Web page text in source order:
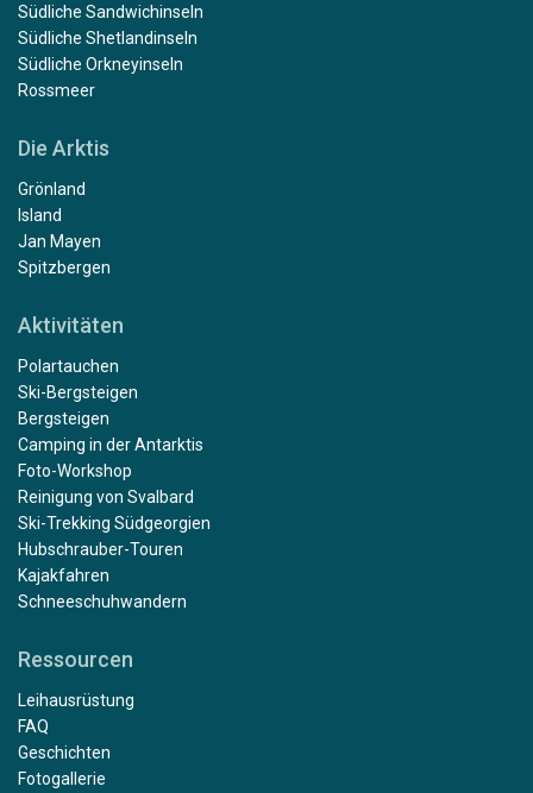
Südliche Sandwichinseln
Südliche Shetlandinseln
Südliche Orkneyinseln
Rossmeer
Die Arktis
Grönland
Island
Jan Mayen
Spitzbergen
Aktivitäten
Polartauchen
Ski-Bergsteigen
Bergsteigen
Camping in der Antarktis
Foto-Workshop
Reinigung von Svalbard
Ski-Trekking Südgeorgien
Hubschrauber-Touren
Kajakfahren
Schneeschuhwandern
Ressourcen
Leihausrüstung
FAQ
Geschichten
Fotogallerie